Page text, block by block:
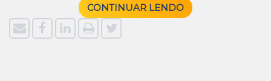
CONTINUAR LENDO